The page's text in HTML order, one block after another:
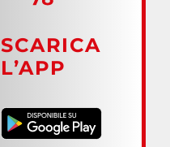
SCARICA
L’APP